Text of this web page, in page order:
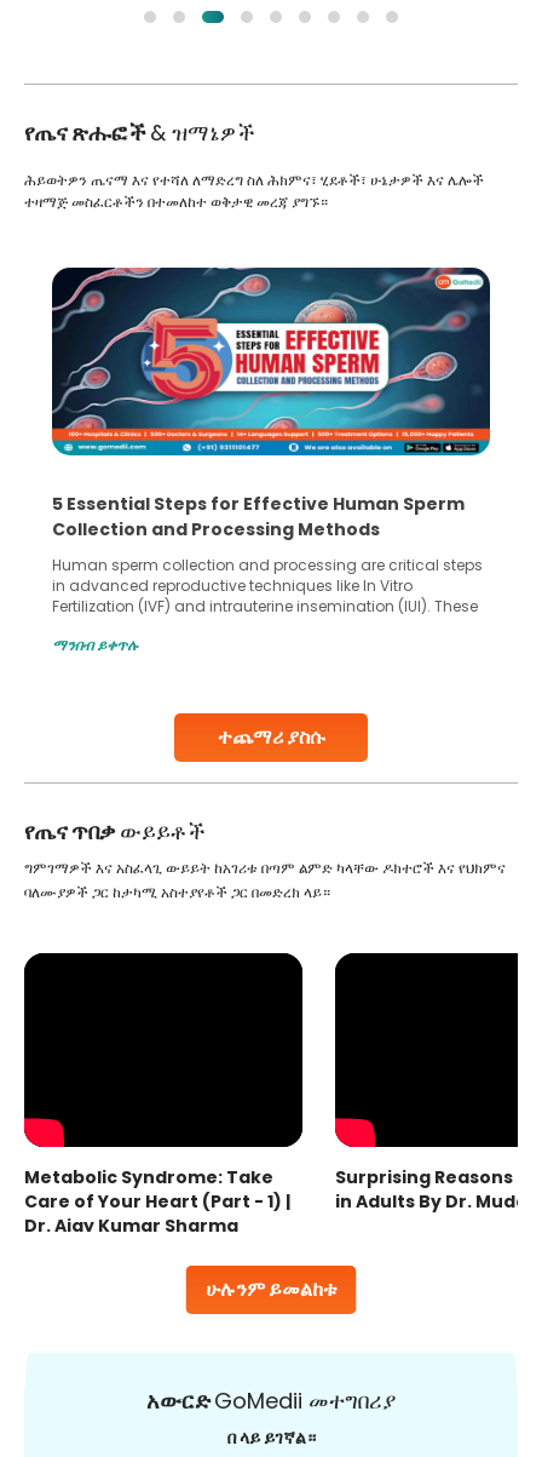
የጤና ጽሑፎች& ዝማኔዎች
ተጨማሪ ያስሱ
ሕይወትዎን ጤናማ እና የተሻለ ለማድረግ ስለ ሕክምና፣ ሂደቶች፣ ሁኔታዎች እና ሌሎች
ተዛማጅ መስፈርቶችን በተመለከተ ወቅታዊ መረጃ ያግኙ።
5 Essential Steps for Effective Human Sperm
Collection and Processing Methods
Human sperm collection and processing are critical steps
in advanced reproductive techniques like In Vitro
Fertilization (IVF) and intrauterine insemination (IUI). These
challenges and help couples achieve their dream of
collected, they process the
ማንበብ ይቀጥሉ
የጤና ጥበቃውይይቶች
ሁሉንም ይመልከቱ
ግምገማዎች እና አስፈላጊ ውይይት ከአገሪቱ በጣም ልምድ ካላቸው ዶክተሮች እና የህክምና
ባለሙያዎች ጋር ከታካሚ አስተያየቶች ጋር በመድረክ ላይ።
Metabolic Syndrome: Take
Care of Your Heart (Part - 1) |
Dr. Ajay Kumar Sharma
Surprising Reasons
in Adults By Dr.
አውርድGoMedii መተግበሪያ
በ ላይ ይገኛል።